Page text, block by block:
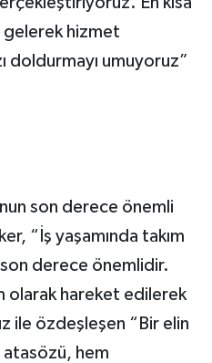
gelerek hizmet
doldurmayı umuyoruz”
son derece önemli
“İş yaşamında takım
derece önemlidir.
olarak hareket edilerek
ile özdeşleşen “Bir elin
atasözü, hem